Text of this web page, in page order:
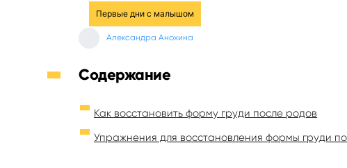
Первые дни с малышом
Александра Анохина
Содержание
Как восстановить форму груди после родов
Упражнения для восстановления формы груди